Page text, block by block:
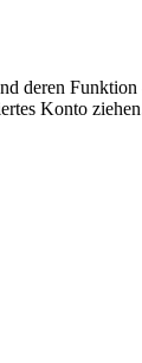
deren Funktion
Konto